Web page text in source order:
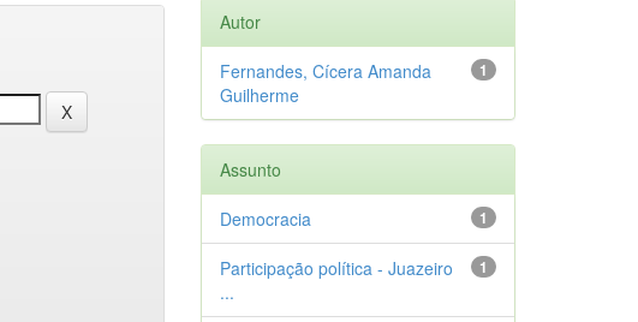
Autor
1
Fernandes, Cícera Amanda
Guilherme
Assunto
1
Democracia
1
Participação política - Juazeiro
...